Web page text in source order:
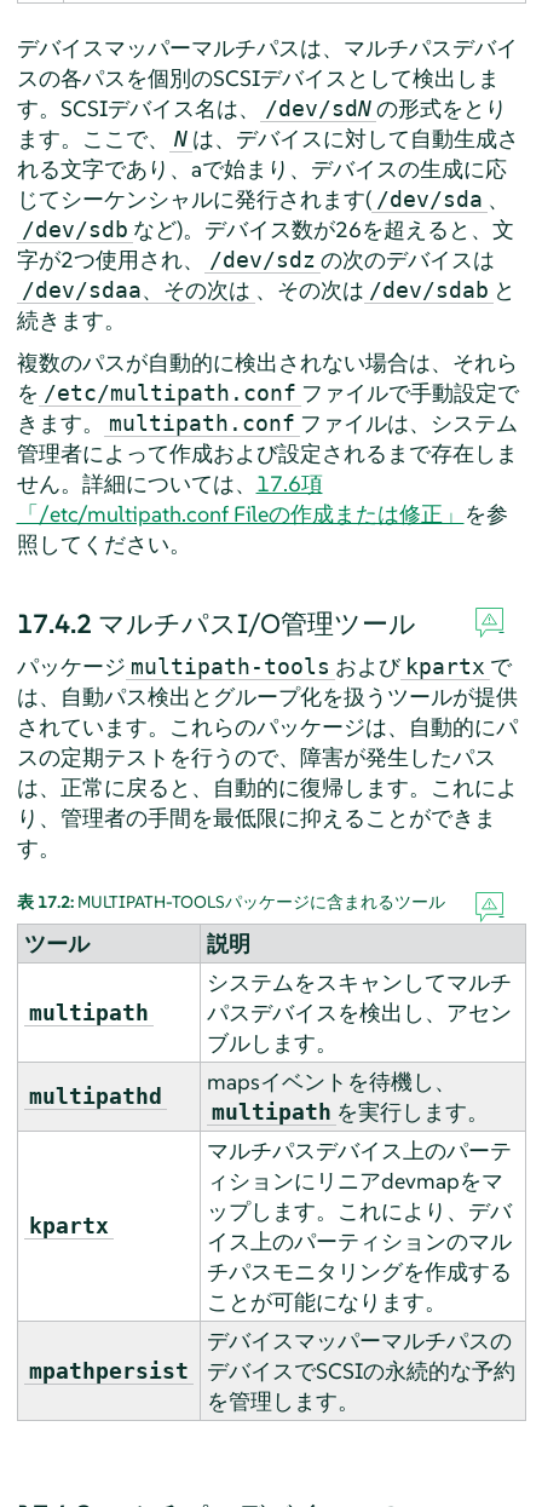
デバイスマッパーマルチパスは、マルチパスデバイ
スの各パスを個別のSCSIデバイスとして検出しま
す。SCSIデバイス名は、
/dev/sdN の形式をとり
ます。ここで、
N は、デバイスに対して自動生成さ
れる文字であり、aで始まり、デバイスの生成に応
じてシーケンシャルに発行されます( /dev/sda 、
/dev/sdb など)。デバイス数が26を超えると、文
字が2つ使用され、
/dev/sdz の次のデバイスは
/dev/sdaa、その次は 、その次は /dev/sdab と
続きます。
複数のパスが自動的に検出されない場合は、それら
を /etc/multipath.conf ファイルで手動設定で
きます。
multipath.conf ファイルは、システム
管理者によって作成および設定されるまで存在しま
せん。詳細については、 17.6項
「/etc/multipath.conf Fileの作成または修正」 を参
照してください。
17.4.2 マルチパスI/O管理ツール
パッケージ multipath-tools および kpartx で
は、自動パス検出とグループ化を扱うツールが提供
されています。これらのパッケージは、自動的にパ
スの定期テストを行うので、障害が発生したパス
は、正常に戻ると、自動的に復帰します。これによ
り、管理者の手間を最低限に抑えることができま
す。
表 17.2: MULTIPATH-TOOLSパッケージに含まれるツール
ツール 説明
multipath
システムをスキャンしてマルチ
パスデバイスを検出し、アセン
ブルします。
multipathd
mapsイベントを待機し、
multipath を実行します。
kpartx
マルチパスデバイス上のパーテ
ィションにリニアdevmapをマ
ップします。これにより、デバ
イス上のパーティションのマル
チパスモニタリングを作成する
ことが可能になります。
mpathpersist
デバイスマッパーマルチパスの
デバイスでSCSIの永続的な予約
を管理します。